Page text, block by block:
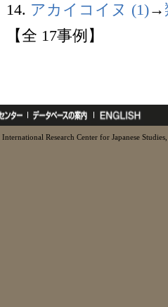
14. アカイコイヌ (1)→
【全 17事例】
Research Center for Japanese